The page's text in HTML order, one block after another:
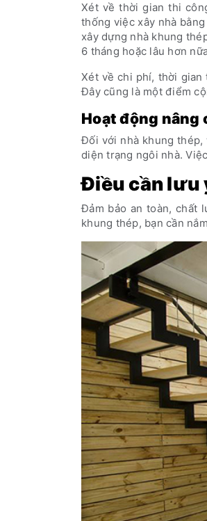
Xét về thời gian thi
thống việc xây nhà
xây dựng nhà khung
6 tháng hoặc lâu hơn
Xét về chi phí, thời gian
Đây cũng là một điểm
Hoạt động nâng
Đối với nhà khung thép,
diện trạng ngôi nhà.
Điều cần lưu
Đảm bảo an toàn, chất
khung thép, bạn cần